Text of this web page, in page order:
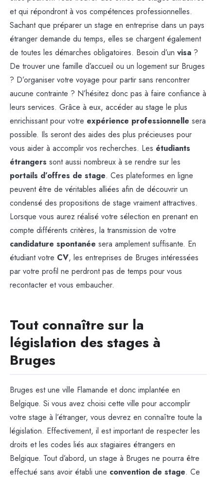
et qui répondront à vos compétences professionnelles.
Sachant que préparer un stage en entreprise dans un pays
étranger demande du temps, elles se chargent également
de toutes les démarches obligatoires. Besoin d’un visa ?
De trouver une famille d’accueil ou un logement sur Bruges
? D’organiser votre voyage pour partir sans rencontrer
aucune contrainte ? N’hésitez donc pas à faire confiance à
leurs services. Grâce à eux, accéder au stage le plus
enrichissant pour votre expérience professionnelle sera
possible. Ils seront des aides des plus précieuses pour
vous aider à accomplir vos recherches. Les étudiants
étrangers sont aussi nombreux à se rendre sur les
portails d’offres de stage. Ces plateformes en ligne
peuvent être de véritables alliées afin de découvrir un
condensé des propositions de stage vraiment attractives.
Lorsque vous aurez réalisé votre sélection en prenant en
compte différents critères, la transmission de votre
candidature spontanée sera amplement suffisante. En
étudiant votre CV, les entreprises de Bruges intéressées
par votre profil ne perdront pas de temps pour vous
recontacter et vous embaucher.
Tout connaître sur la
législation des stages à
Bruges
Bruges est une ville Flamande et donc implantée en
Belgique. Si vous avez choisi cette ville pour accomplir
votre stage à l’étranger, vous devrez en connaître toute la
législation. Effectivement, il est important de respecter les
droits et les codes liés aux stagiaires étrangers en
Belgique. Tout d’abord, un stage à Bruges ne pourra être
effectué sans avoir établi une convention de stage. Ce